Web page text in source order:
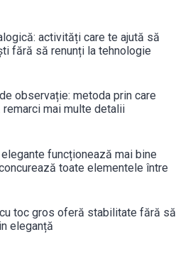
activități care te ajută să
fără să renunți la tehnologie
observație: metoda prin care
mai multe detalii
funcționează mai bine
toate elementele între
toc gros oferă stabilitate fără să
eleganță